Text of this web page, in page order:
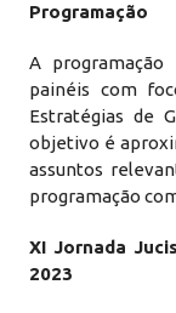
Programação
A
painéis com
Estratégias de
objetivo é
assuntos
programação
XI Jornada
2023